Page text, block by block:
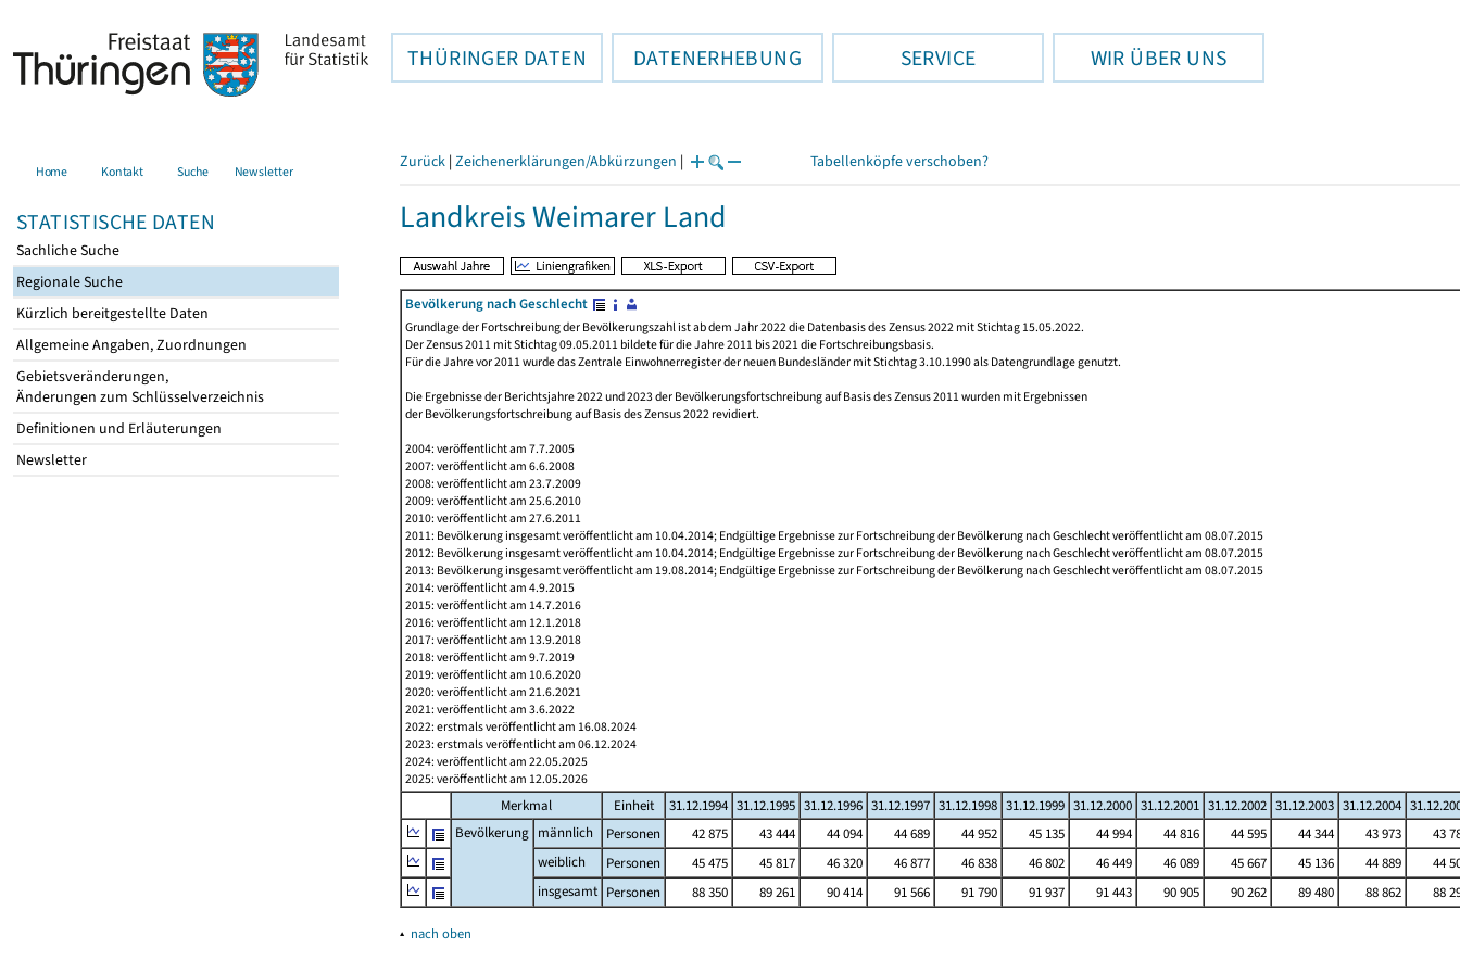
THÜRINGER DATEN DATENERHEBUNG SERVICE WIR ÜBER UNS
Home Kontakt Suche Newsletter
STATISTISCHE DATEN
Sachliche Suche
Regionale Suche
Kürzlich bereitgestellte Daten
Allgemeine Angaben, Zuordnungen
Gebietsveränderungen,
Änderungen zum Schlüsselverzeichnis
Definitionen und Erläuterungen
Newsletter
Zurück | Zeichenerklärungen/Abkürzungen | Tabellenköpfe verschoben?
Landkreis Weimarer Land
Bevölkerung nach Geschlecht
Grundlage der Fortschreibung der Bevölkerungszahl ist ab dem Jahr 2022 die Datenbasis des Zensus 2022 mit Stichtag 15.05.2022.
Der Zensus 2011 mit Stichtag 09.05.2011 bildete für die Jahre 2011 bis 2021 die Fortschreibungsbasis.
Für die Jahre vor 2011 wurde das Zentrale Einwohnerregister der neuen Bundesländer mit Stichtag 3.10.1990 als Datengrundlage genutzt.
Die Ergebnisse der Berichtsjahre 2022 und 2023 der Bevölkerungsfortschreibung auf Basis des Zensus 2011 wurden mit Ergebnissen
der Bevölkerungsfortschreibung auf Basis des Zensus 2022 revidiert.
2004: veröffentlicht am 7.7.2005
2007: veröffentlicht am 6.6.2008
2008: veröffentlicht am 23.7.2009
2009: veröffentlicht am 25.6.2010
2010: veröffentlicht am 27.6.2011
2011: Bevölkerung insgesamt veröffentlicht am 10.04.2014; Endgültige Ergebnisse zur Fortschreibung der Bevölkerung nach Geschlecht veröffentlicht am 08.07.2015
2012: Bevölkerung insgesamt veröffentlicht am 10.04.2014; Endgültige Ergebnisse zur Fortschreibung der Bevölkerung nach Geschlecht veröffentlicht am 08.07.2015
2013: Bevölkerung insgesamt veröffentlicht am 19.08.2014; Endgültige Ergebnisse zur Fortschreibung der Bevölkerung nach Geschlecht veröffentlicht am 08.07.2015
2014: veröffentlicht am 4.9.2015
2015: veröffentlicht am 14.7.2016
2016: veröffentlicht am 12.1.2018
2017: veröffentlicht am 13.9.2018
2018: veröffentlicht am 9.7.2019
2019: veröffentlicht am 10.6.2020
2020: veröffentlicht am 21.6.2021
2021: veröffentlicht am 3.6.2022
2022: erstmals veröffentlicht am 16.08.2024
2023: erstmals veröffentlicht am 06.12.2024
2024: veröffentlicht am 22.05.2025
2025: veröffentlicht am 12.05.2026
Merkmal Einheit 31.12.1994 31.12.1995 31.12.1996 31.12.1997 31.12.1998 31.12.1999 31.12.2000 31.12.2001 31.12.2002 31.12.2003 31.12.2004
Bevölkerung männlich Personen 42 875 43 444 44 094 44 689 44 952 45 135 44 994 44 816 44 595 44 344 43 973
43
weiblich
Personen 45 475 45 817 46 320 46 877 46 838 46 802 46 449 46 089 45 667 45 136 44 889
44
insgesamt Personen 88 350 89 261 90 414 91 566 91 790 91 937 91 443 90 905 90 262 89 480 88 862 88
▴ nach oben